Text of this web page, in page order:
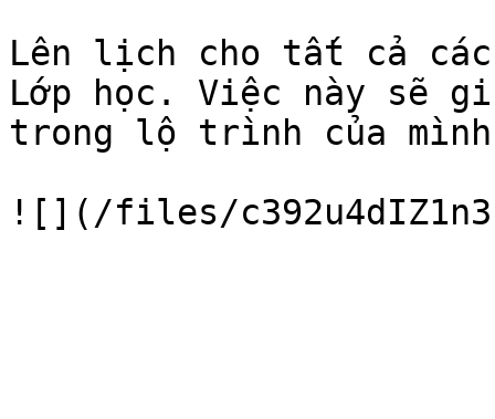
Lên lịch cho tất cả
Lớp học. Việc này sẽ
trong lộ trình của mình